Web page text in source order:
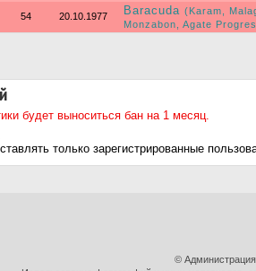
54 20.10.1977 Baracuda (Karam,
Monzabon, Agate
будет выноситься бан на 1 месяц.
только зарегистрированные
©